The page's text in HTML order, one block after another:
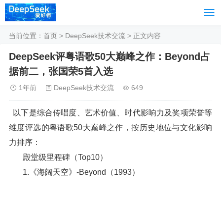
当前位置： 首页 > DeepSeek技术交流 > 正文内容
DeepSeek评粤语歌50大巅峰之作：Beyond占
据前二，张国荣5首入选
1年前 DeepSeek技术交流 649
以下是综合传唱度、艺术价值、时代影响力及奖项荣誉等
维度评选的粤语歌50大巅峰之作，按历史地位与文化影响
力排序：
殿堂级里程碑（Top10）
1.《海阔天空》-Beyond（1993）